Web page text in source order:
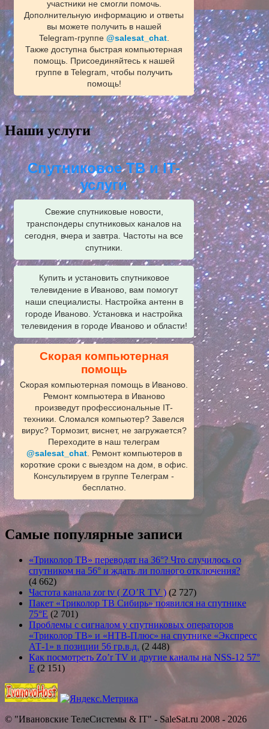
участники не смогли помочь.
Дополнительную информацию и ответы
вы можете получить в нашей
Telegram‑группе @salesat_chat.
Также доступна быстрая компьютерная
помощь. Присоединяйтесь к нашей
группе в Telegram, чтобы получить
помощь!
Наши услуги
Спутниковое ТВ и IT-
услуги
Свежие спутниковые новости,
транспондеры спутниковых каналов на
сегодня, вчера и завтра. Частоты на все
спутники.
Купить и установить спутниковое
телевидение в Иваново, вам помогут
наши специалисты. Настройка антенн в
городе Иваново. Установка и настройка
телевидения в городе Иваново и области!
Скорая компьютерная
помощь
Скорая компьютерная помощь в Иваново.
Ремонт компьютера в Иваново
произведут профессиональные IT-
техники. Сломался компьютер? Завелся
вирус? Тормозит, виснет, не загружается?
Переходите в наш телеграм
@salesat_chat. Ремонт компьютеров в
короткие сроки с выездом на дом, в офис.
Консультируем в группе Телеграм -
бесплатно.
Самые популярные записи
«Триколор ТВ» переводят на 36°? Что случилось со
спутником на 56° и ждать ли полного отключения?
(4 662)
Частота канала zor tv ( ZO’R TV ) (2 727)
Пакет «Триколор ТВ Сибирь» появился на спутнике
75°E (2 701)
Проблемы с сигналом у спутниковых операторов
«Триколор ТВ» и «НТВ-Плюс» на спутнике «Экспресс
АТ-1» в позиции 56 гр.в.д. (2 448)
Как посмотреть Zo’r TV и другие каналы на NSS-12 57°
E (2 151)
© "Ивановские ТелеСистемы & IT" - SaleSat.ru 2008 - 2026